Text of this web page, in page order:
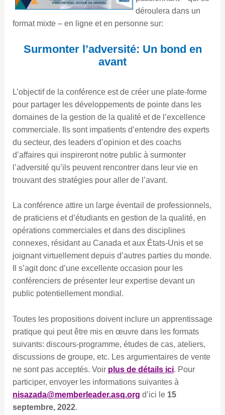
déroulera dans un
format mixte – en ligne et en personne sur:
Surmonter l’adversité: Un bond en
avant
L’objectif de la conférence est de créer une plate-forme
pour partager les développements de pointe dans les
domaines de la gestion de la qualité et de l’excellence
commerciale. Ils sont impatients d’entendre des experts
du secteur, des leaders d’opinion et des coachs
d’affaires qui inspireront notre public à surmonter
l’adversité qu’ils peuvent rencontrer dans leur vie en
trouvant des stratégies pour aller de l’avant.
La conférence attire un large éventail de professionnels,
de praticiens et d’étudiants en gestion de la qualité, en
opérations commerciales et dans des disciplines
connexes, résidant au Canada et aux États-Unis et se
joignant virtuellement depuis d’autres parties du monde.
Il s’agit donc d’une excellente occasion pour les
conférenciers de présenter leur expertise devant un
public potentiellement mondial.
Toutes les propositions doivent inclure un apprentissage
pratique qui peut être mis en œuvre dans les formats
suivants: discours-programme, études de cas, ateliers,
discussions de groupe, etc. Les argumentaires de vente
ne sont pas acceptés. Voir plus de détails ici. Pour
participer, envoyer les informations suivantes à
nisazada@memberleader.asq.org d’ici le 15
septembre, 2022.